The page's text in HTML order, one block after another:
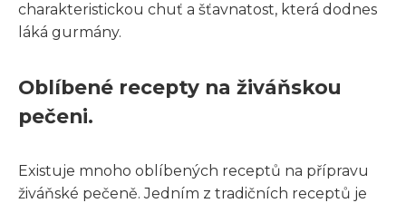
charakteristickou chuť a šťavnatost, která dodnes
láká gurmány.
Oblíbené recepty na živáňskou
pečeni.
Existuje mnoho oblíbených receptů na přípravu
živáňské pečeně. Jedním z tradičních receptů je